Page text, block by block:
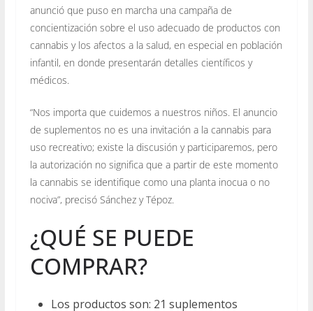
anunció que puso en marcha una campaña de
concientización sobre el uso adecuado de productos con
cannabis y los afectos a la salud, en especial en población
infantil, en donde presentarán detalles científicos y
médicos.
“Nos importa que cuidemos a nuestros niños. El anuncio
de suplementos no es una invitación a la cannabis para
uso recreativo; existe la discusión y participaremos, pero
la autorización no significa que a partir de este momento
la cannabis se identifique como una planta inocua o no
nociva”, precisó Sánchez y Tépoz.
¿QUÉ SE PUEDE
COMPRAR?
Los productos son: 21 suplementos